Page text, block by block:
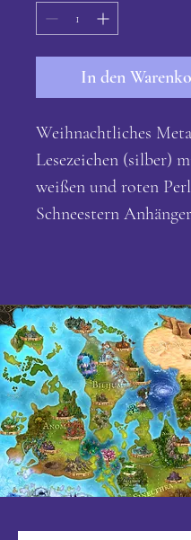
In den
Weihnachtliches
Lesezeichen (silber)
weißen und roten
Schneestern Anhänger